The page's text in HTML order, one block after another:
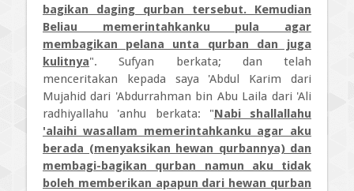
bagikan daging qurban tersebut. Kemudian
Beliau memerintahkanku pula agar
membagikan pelana unta qurban dan juga
kulitnya". Sufyan berkata; dan telah
menceritakan kepada saya 'Abdul Karim dari
Mujahid dari 'Abdurrahman bin Abu Laila dari 'Ali
radhiyallahu 'anhu berkata: "Nabi shallallahu
'alaihi wasallam memerintahkanku agar aku
berada (menyaksikan hewan qurbannya) dan
membagi-bagikan qurban namun aku tidak
boleh memberikan apapun dari hewan qurban